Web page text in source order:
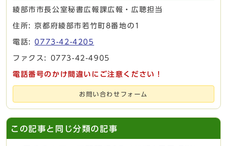
綾部市市長公室秘書広報課広報・広聴担当
住所: 京都府綾部市若竹町8番地の1
電話:0773-42-4205
ファクス: 0773-42-4905
電話番号のかけ間違いにご注意ください！
お問い合わせフォーム
この記事と同じ分類の記事